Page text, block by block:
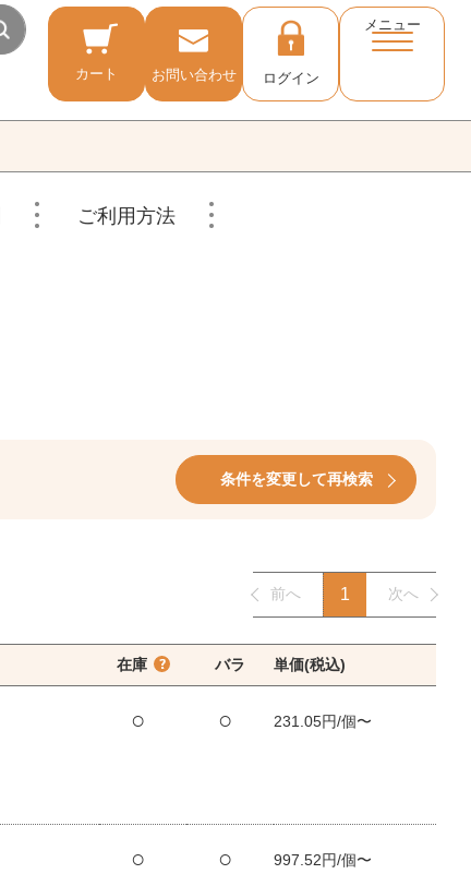
カート お問い合わせ ログイン
メニュー
ご利用方法
条件を変更して再検索
前へ 1 次へ
在庫 バラ 単価(税込)
○ ○ 231.05円/個〜
○ ○ 997.52円/個〜